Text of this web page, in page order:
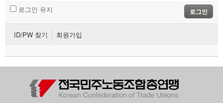
로그인 유지 로그인
ID/PW 찾기 회원가입
- 전국 노동상담소 안내
자료
부설기관